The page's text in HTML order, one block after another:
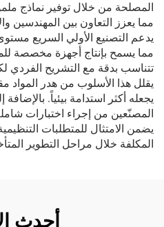
المصلحة من خلال توفير نماذج
مما يعزز التعاون بين المهندسين
يدعم التصنيع الأولي السريع
مما يسمح بإنتاج أجهزة مخصصة
تتناسب بدقة مع التشريح
يقلل هذا الأسلوب من هدر المواد
يجعله أكثر استدامة بيئياً.
المصنّعين من إجراء اختبارات
يضمن الامتثال للمتطلبات
المكلفة خلال مراحل التطوير
أحدث